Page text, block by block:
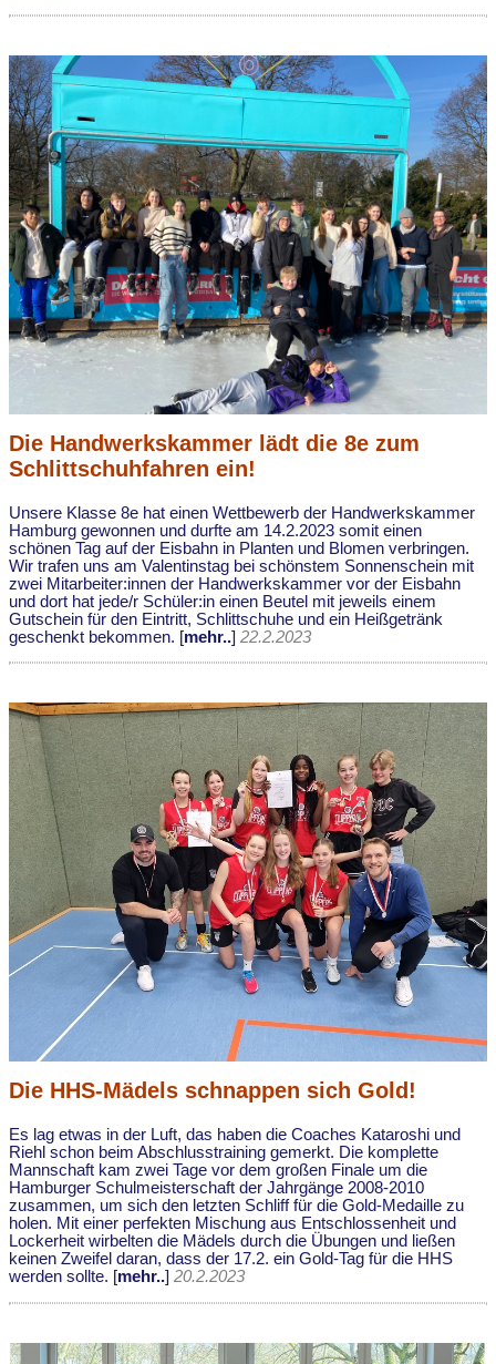
Die Handwerkskammer lädt die 8e zum
Schlittschuhfahren ein!
Unsere Klasse 8e hat einen Wettbewerb der Handwerkskammer
Hamburg gewonnen und durfte am 14.2.2023 somit einen
schönen Tag auf der Eisbahn in Planten und Blomen verbringen.
Wir trafen uns am Valentinstag bei schönstem Sonnenschein mit
zwei Mitarbeiter:innen der Handwerkskammer vor der Eisbahn
und dort hat jede/r Schüler:in einen Beutel mit jeweils einem
Gutschein für den Eintritt, Schlittschuhe und ein Heißgetränk
geschenkt bekommen. [mehr..] 22.2.2023
Die HHS-Mädels schnappen sich Gold!
Es lag etwas in der Luft, das haben die Coaches Kataroshi und
Riehl schon beim Abschlusstraining gemerkt. Die komplette
Mannschaft kam zwei Tage vor dem großen Finale um die
Hamburger Schulmeisterschaft der Jahrgänge 2008-2010
zusammen, um sich den letzten Schliff für die Gold-Medaille zu
holen. Mit einer perfekten Mischung aus Entschlossenheit und
Lockerheit wirbelten die Mädels durch die Übungen und ließen
keinen Zweifel daran, dass der 17.2. ein Gold-Tag für die HHS
werden sollte. [mehr..] 20.2.2023